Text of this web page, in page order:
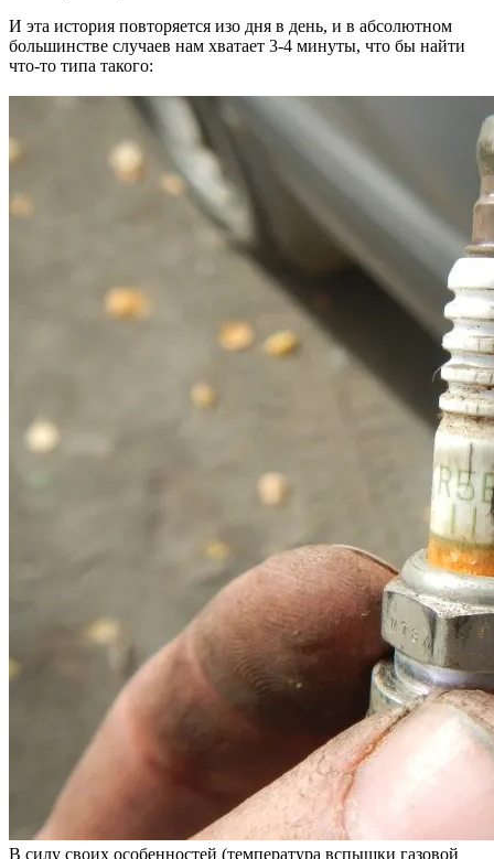
И эта история повторяется изо дня в день, и в абсолютном
большинстве случаев нам хватает 3-4 минуты, что бы найти
что-то типа такого:
В силу своих особенностей (температура вспышки газовой